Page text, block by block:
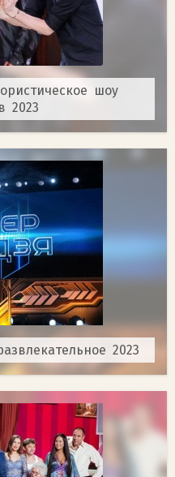
шоу
2023
2023